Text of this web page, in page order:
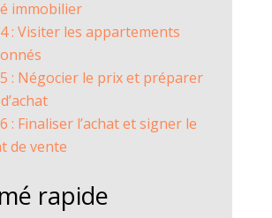
immobilier
: Visiter les appartements
: Négocier le prix et préparer
: Finaliser l’achat et signer le
de vente
rapide